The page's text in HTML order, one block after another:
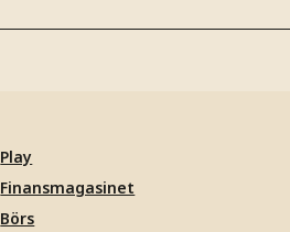
Play
Finansmagasinet
Börs